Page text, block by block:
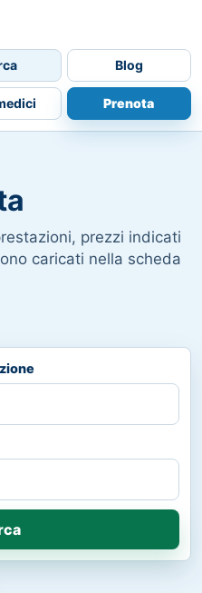
Blog
Prenota
prezzi indicati
caricati nella scheda